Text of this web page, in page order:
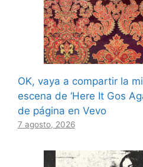
OK, vaya a compartir la
escena de ‘Here It Gos
de página en Vevo
7 agosto, 2026